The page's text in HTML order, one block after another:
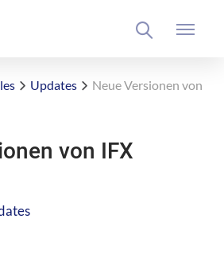
Updates
Neue Versionen von
von IFX